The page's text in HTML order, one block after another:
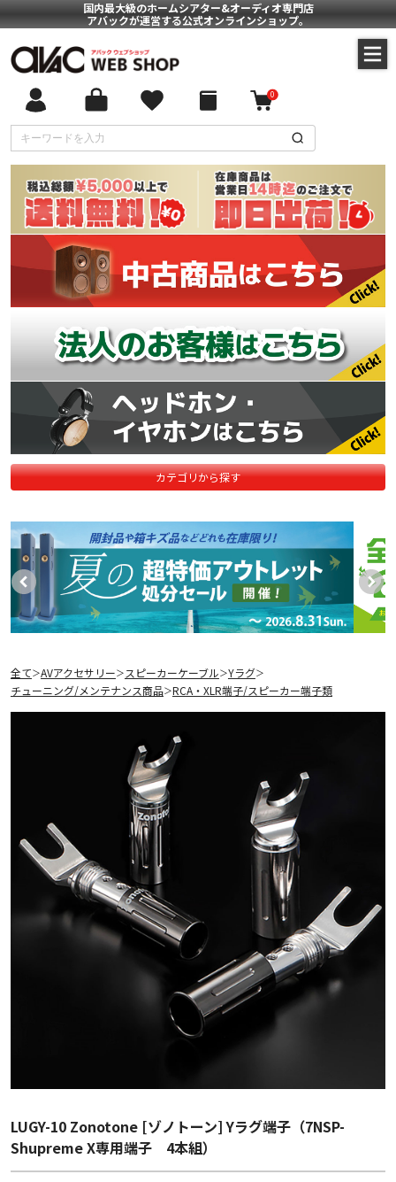
国内最大級のホームシアター&オーディオ専門店
アバックが運営する公式オンラインショップ。
0
カテゴリから探す
全て＞AVアクセサリー＞ スピーカーケーブル＞Yラグ＞
チューニング/メンテナンス商品＞RCA・XLR端子/スピーカー端子類
LUGY-10 Zonotone [ゾノトーン] Yラグ端子（7NSP-
Shupreme X専用端子 4本組）